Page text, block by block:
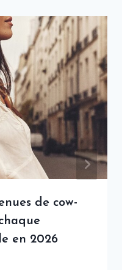
de cow-
en 2026